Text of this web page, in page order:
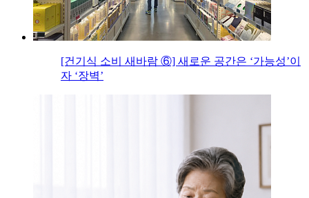
[건기식 소비 새바람 ⑥] 새로운 공간은 ‘가능성’이
자 ‘장벽’